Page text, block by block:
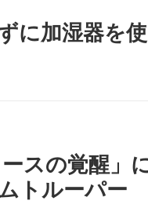
に加湿器を
スの覚醒」
トルーパー